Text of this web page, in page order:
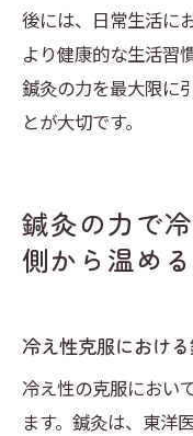
後には、日常生活に
より健康的な生活習
鍼灸の力を最大限に
とが大切です。
鍼灸の力で
側から温め
冷え性克服におけ
冷え性の克服におい
ます。鍼灸は、東洋